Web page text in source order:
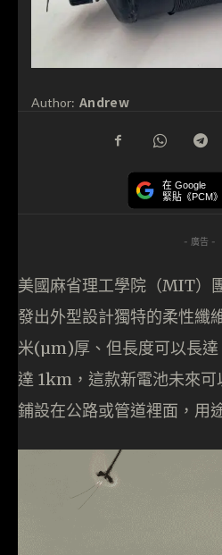
Author: Andrew
在 Google
緊貼《PCM
- 廣告 -
美國麻省理工學院（MIT）
發出外型設計獨特的柔性纖
米(µm)厚、但長度可以長
達 1km，這款新電池未來可
鋪設在公路或管道裡面，用